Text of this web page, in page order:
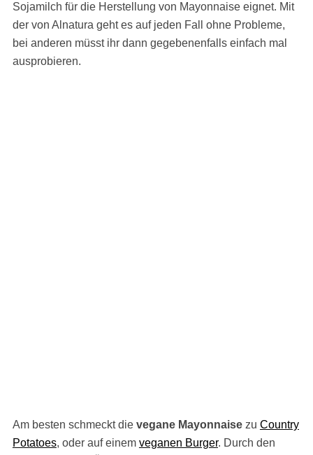
Sojamilch für die Herstellung von Mayonnaise eignet. Mit
der von Alnatura geht es auf jeden Fall ohne Probleme,
bei anderen müsst ihr dann gegebenenfalls einfach mal
ausprobieren.
Am besten schmeckt die vegane Mayonnaisezu Country
Potatoes, oder auf einem veganen Burger. Durch den